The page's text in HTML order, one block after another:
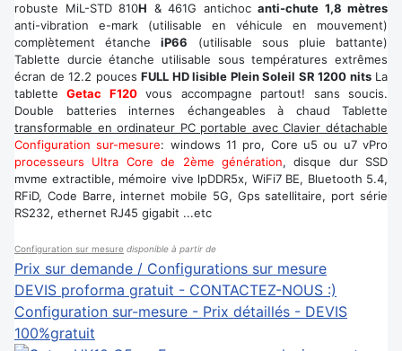
robuste MiL-STD 810H & 461G antichoc anti-chute 1,8 mètres
anti-vibration e-mark (utilisable en véhicule en mouvement)
complètement étancheiP66 (utilisable sous pluie battante)
Tablette durcie étanche utilisable sous températures extrêmes
écran de 12.2 pouces FULL HD lisible Plein Soleil SR 1200 nitsLa
tabletteGetac F120vous accompagne partout! sans soucis.
Double batteries internes échangeables à chaud Tablette
transformable en ordinateur PC portable avec Clavier détachable
Configuration sur-mesure: windows 11 pro, Core u5 ou u7 vPro
processeurs Ultra Core de 2ème génération, disque dur SSD
mvme extractible, mémoire vive lpDDR5x, WiFi7 BE, Bluetooth 5.4,
RFiD, Code Barre, internet mobile 5G, Gps satellitaire, port série
RS232, ethernet RJ45 gigabit ...etc
Configuration sur mesure disponible à partir de
Prix sur demande / Configurations sur mesure
DEVIS proforma gratuit - CONTACTEZ-NOUS :)
Configuration sur-mesure - Prix détaillés - DEVIS
100%gratuit